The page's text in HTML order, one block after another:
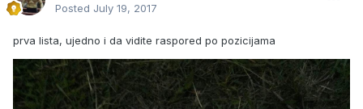
Posted July 19, 2017
prva lista, ujedno i da vidite raspored po pozicijama